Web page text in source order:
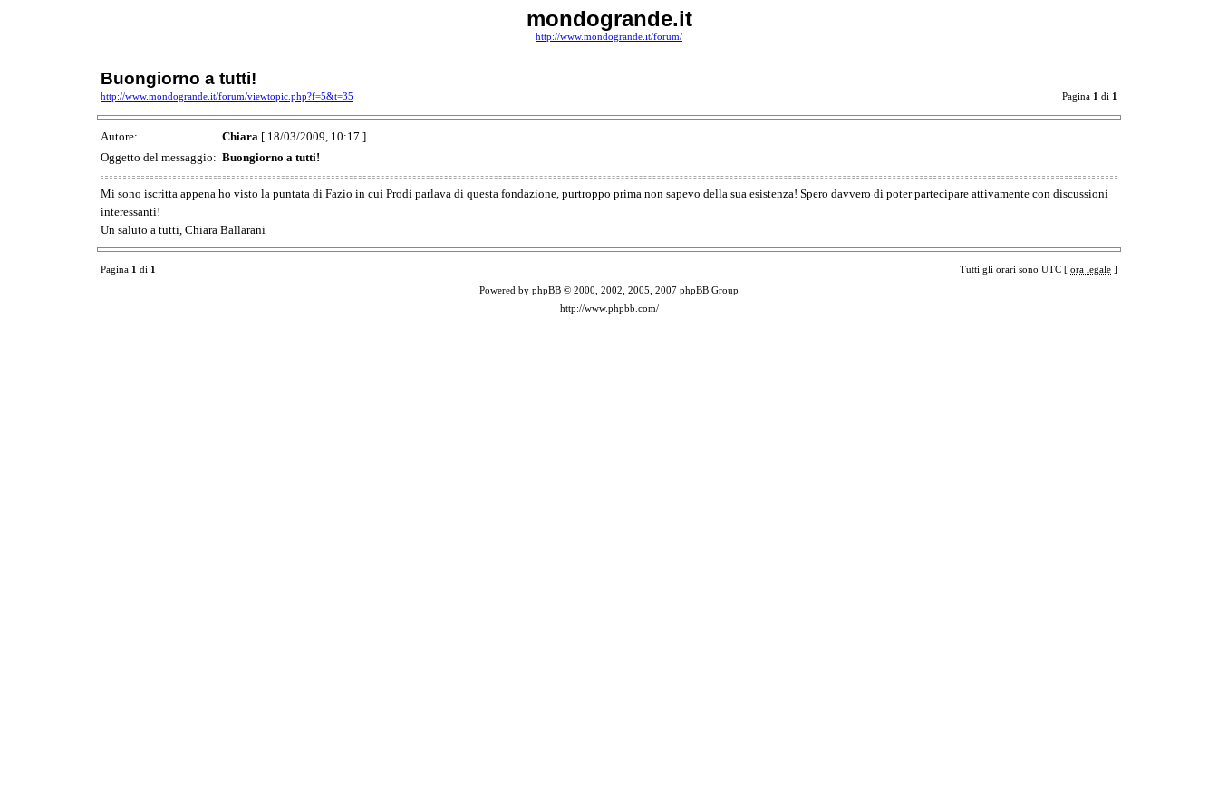
mondogrande.it
http://www.mondogrande.it/forum/
Buongiorno a tutti!
http://www.mondogrande.it/forum/viewtopic.php?f=5&t=35 Pagina 1 di 1
Autore: Chiara [ 18/03/2009, 10:17 ]
Oggetto del messaggio: Buongiorno a tutti!
Mi sono iscritta appena ho visto la puntata di Fazio in cui Prodi parlava di questa fondazione, purtroppo prima non sapevo della sua esistenza! Spero davvero di poter partecipare attivamente con discussioni
interessanti!
Un saluto a tutti, Chiara Ballarani
Pagina 1 di 1 Tutti gli orari sono UTC [ ora legale ]
Powered by phpBB © 2000, 2002, 2005, 2007 phpBB Group
http://www.phpbb.com/